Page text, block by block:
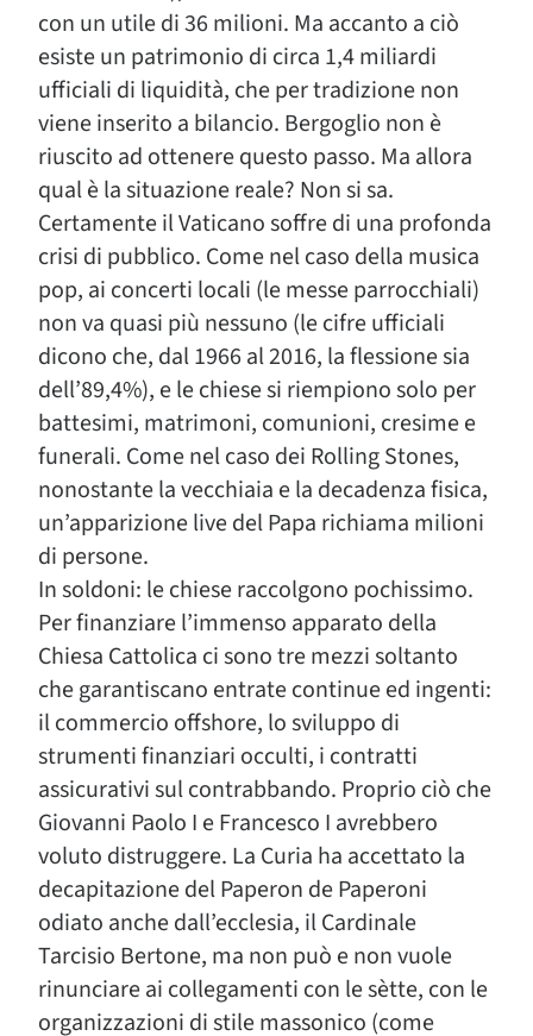
con un utile di 36 milioni. Ma accanto a ciò
esiste un patrimonio di circa 1,4 miliardi
ufficiali di liquidità, che per tradizione non
viene inserito a bilancio. Bergoglio non è
riuscito ad ottenere questo passo. Ma allora
qual è la situazione reale? Non si sa.
Certamente il Vaticano soffre di una profonda
crisi di pubblico. Come nel caso della musica
pop, ai concerti locali (le messe parrocchiali)
non va quasi più nessuno (le cifre ufficiali
dicono che, dal 1966 al 2016, la flessione sia
dell’89,4%), e le chiese si riempiono solo per
battesimi, matrimoni, comunioni, cresime e
funerali. Come nel caso dei Rolling Stones,
nonostante la vecchiaia e la decadenza fisica,
un’apparizione live del Papa richiama milioni
di persone.
In soldoni: le chiese raccolgono pochissimo.
Per finanziare l’immenso apparato della
Chiesa Cattolica ci sono tre mezzi soltanto
che garantiscano entrate continue ed ingenti:
il commercio offshore, lo sviluppo di
strumenti finanziari occulti, i contratti
assicurativi sul contrabbando. Proprio ciò che
Giovanni Paolo I e Francesco I avrebbero
voluto distruggere. La Curia ha accettato la
decapitazione del Paperon de Paperoni
odiato anche dall’ecclesia, il Cardinale
Tarcisio Bertone, ma non può e non vuole
rinunciare ai collegamenti con le sètte, con le
organizzazioni di stile massonico (come